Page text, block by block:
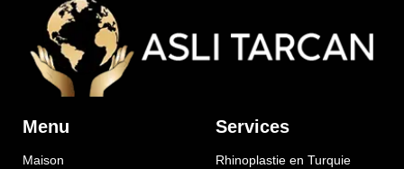
Menu
Maison
Services
Rhinoplastie en Turquie